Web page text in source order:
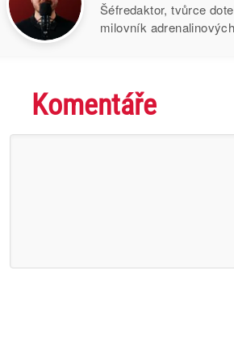
Šéfredaktor, tvůrce
milovník
Komentáře